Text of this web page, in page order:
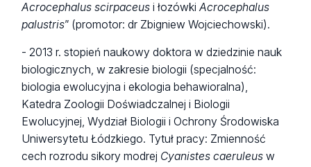
Acrocephalus scirpaceus i łozówkiAcrocephalus
palustris” (promotor: dr Zbigniew Wojciechowski).
- 2013 r. stopień naukowy doktora w dziedzinie nauk
biologicznych, w zakresie biologii (specjalność:
biologia ewolucyjna i ekologia behawioralna),
Katedra Zoologii Doświadczalnej i Biologii
Ewolucyjnej, Wydział Biologii i Ochrony Środowiska
Uniwersytetu Łódzkiego. Tytuł pracy: Zmienność
cech rozrodu sikory modrej Cyanistes caeruleus w